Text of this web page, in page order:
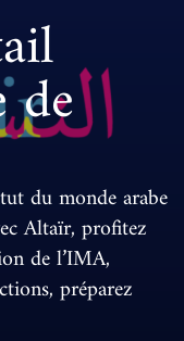
de
du monde arabe
Altaïr, profitez
de l’IMA,
préparez